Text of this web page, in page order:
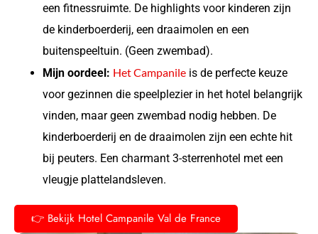
een fitnessruimte. De highlights voor kinderen zijn
de kinderboerderij, een draaimolen en een
buitenspeeltuin. (Geen zwembad).
Mijn oordeel: Het Campanile is de perfecte keuze
voor gezinnen die speelplezier in het hotel belangrijk
vinden, maar geen zwembad nodig hebben. De
kinderboerderij en de draaimolen zijn een echte hit
bij peuters. Een charmant 3-sterrenhotel met een
vleugje plattelandsleven.
👉 Bekijk Hotel Campanile Val de France